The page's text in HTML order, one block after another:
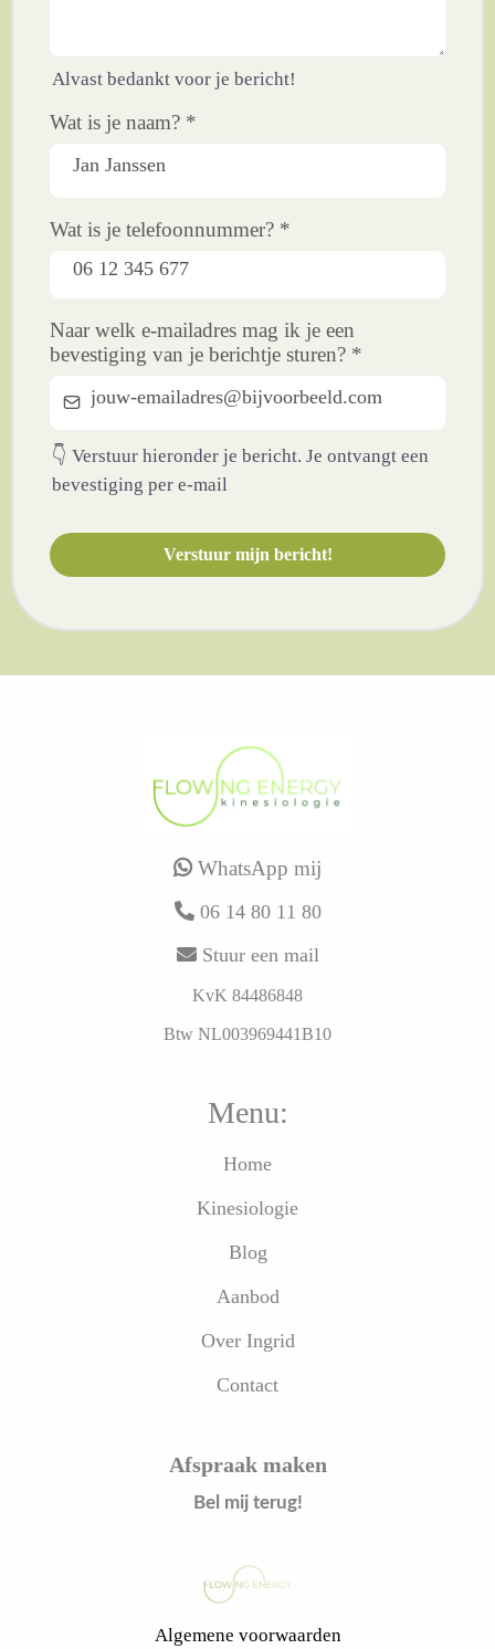
Alvast bedankt voor je bericht!
Wat is je naam? *
Wat is je telefoonnummer? *
Naar welk e-mailadres mag ik je een
bevestiging van je berichtje sturen? *
👇 Verstuur hieronder je bericht. Je ontvangt een
bevestiging per e-mail
Verstuur mijn bericht!
WhatsApp mij
06 14 80 11 80
Stuur een mail
KvK 84486848
Btw NL003969441B10
Menu:
Home
Kinesiologie
Blog
Aanbod
Over Ingrid
Contact
Afspraak maken
Bel mij terug!
Algemene voorwaarden